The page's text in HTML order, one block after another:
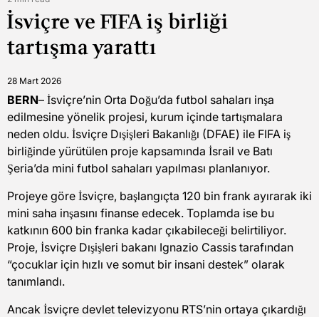
Estimated
read
time
İsviçre ve FIFA iş birliği
tartışma yarattı
28 Mart 2026
BERN– İsviçre’nin Orta Doğu’da futbol sahaları inşa
edilmesine yönelik projesi, kurum içinde tartışmalara
neden oldu. İsviçre Dışişleri Bakanlığı (DFAE) ile FIFA iş
birliğinde yürütülen proje kapsamında İsrail ve Batı
Şeria’da mini futbol sahaları yapılması planlanıyor.
Projeye göre İsviçre, başlangıçta 120 bin frank ayırarak iki
mini saha inşasını finanse edecek. Toplamda ise bu
katkının 600 bin franka kadar çıkabileceği belirtiliyor.
Proje, İsviçre Dışişleri bakanı Ignazio Cassis tarafından
“çocuklar için hızlı ve somut bir insani destek” olarak
tanımlandı.
Ancak İsviçre devlet televizyonu RTS’nin ortaya çıkardığı